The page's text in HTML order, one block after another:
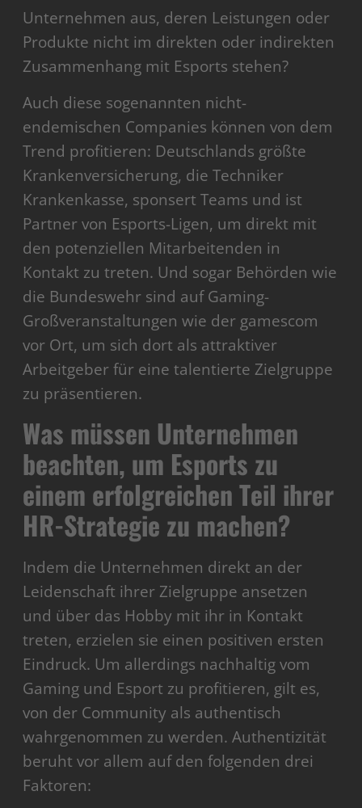
Unternehmen aus, deren Leistungen oder
Produkte nicht im direkten oder indirekten
Zusammenhang mit Esports stehen?
Auch diese sogenannten nicht-
endemischen Companies können von dem
Trend profitieren: Deutschlands größte
Krankenversicherung, die Techniker
Krankenkasse, sponsert Teams und ist
Partner von Esports-Ligen, um direkt mit
den potenziellen Mitarbeitenden in
Kontakt zu treten. Und sogar Behörden wie
die Bundeswehr sind auf Gaming-
Großveranstaltungen wie der gamescom
vor Ort, um sich dort als attraktiver
Arbeitgeber für eine talentierte Zielgruppe
zu präsentieren.
Was müssen Unternehmen
beachten, um Esports zu
einem erfolgreichen Teil ihrer
HR-Strategie zu machen?
Indem die Unternehmen direkt an der
Leidenschaft ihrer Zielgruppe ansetzen
und über das Hobby mit ihr in Kontakt
treten, erzielen sie einen positiven ersten
Eindruck. Um allerdings nachhaltig vom
Gaming und Esport zu profitieren, gilt es,
von der Community als authentisch
wahrgenommen zu werden. Authentizität
beruht vor allem auf den folgenden drei
Faktoren: